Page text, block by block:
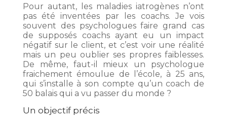
Pour autant, les maladies iatrogènes n’ont
pas été inventées par les coachs. Je vois
souvent des psychologues faire grand cas
de supposés coachs ayant eu un impact
négatif sur le client, et c’est voir une réalité
mais un peu oublier ses propres faiblesses.
De même, faut-il mieux un psychologue
fraichement émoulue de l’école, à 25 ans,
qui s’installe à son compte qu’un coach de
50 balais qui a vu passer du monde ?
Un objectif précis